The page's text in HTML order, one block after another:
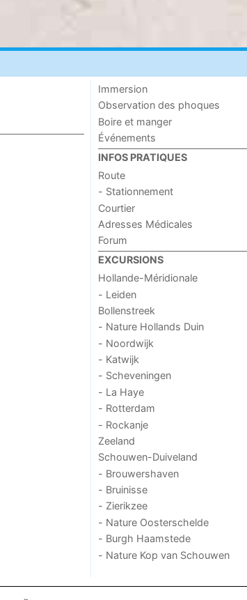
Immersion
Observation des phoques
Boire et manger
Événements
INFOS PRATIQUES
Route
- Stationnement
Courtier
Adresses Médicales
Forum
EXCURSIONS
Hollande-Méridionale
- Leiden
Bollenstreek
- Nature Hollands Duin
- Noordwijk
- Katwijk
- Scheveningen
- La Haye
- Rotterdam
- Rockanje
Zeeland
Schouwen-Duiveland
- Brouwershaven
- Bruinisse
- Zierikzee
- Nature Oosterschelde
- Burgh Haamstede
- Nature Kop van Schouwen